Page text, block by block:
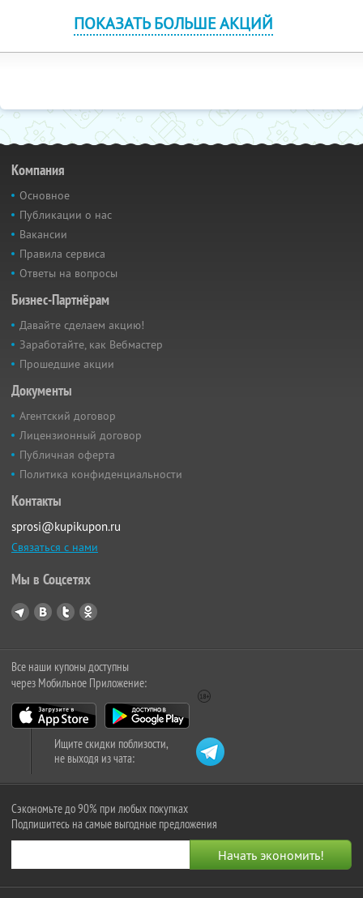
ПОКАЗАТЬ БОЛЬШЕ АКЦИЙ
Компания
Основное
Публикации о нас
Вакансии
Правила сервиса
Ответы на вопросы
Бизнес-Партнёрам
Давайте сделаем акцию!
Заработайте, как Вебмастер
Прошедшие акции
Документы
Агентский договор
Лицензионный договор
Публичная оферта
Политика конфиденциальности
Контакты
sprosi@kupikupon.ru
Связаться с нами
Мы в Соцсетях
Все наши купоны доступны
через Мобильное Приложение:
Ищите скидки поблизости,
не выходя из чата:
Сэкономьте до 90% при любых покупках
Подпишитесь на самые выгодные предложения